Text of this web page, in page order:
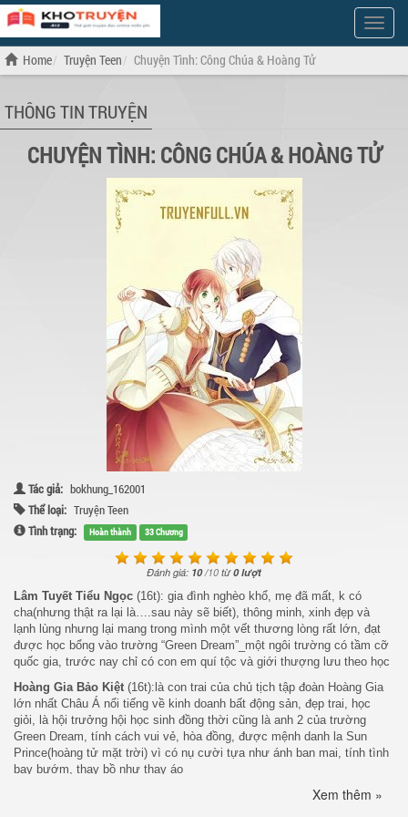
Show
Menu
Home Truyện Teen Chuyện Tình: Công Chúa & Hoàng­ Tử
THÔNG TIN TRUYỆN
CHUYỆN TÌNH: CÔNG CHÚA & HOÀNG­ TỬ
Tác giả: bokhung_162001
Thể loại: Truyện Teen
Tình trạng:
Hoàn thành 33 Chương
Đánh giá: 10/10 từ0 lượt
Lâm Tuyết Tiểu Ngọc (16t): gia đình nghèo khổ, mẹ đã mất, k có
cha(nhưng thật ra lại là….sau này sẽ biết), thông minh, xinh đẹp và
lạnh lùng nhưng lại mang trong mình một vết thương lòng rất lớn, đạt
được học bổng vào trường “Green Dream”_một ngôi trường có tầm cỡ
quốc gia, trước nay chỉ có con em quí tộc và giới thượng lưu theo học
Hoàng Gia Bảo Kiệt (16t):là con trai của chủ tịch tập đoàn Hoàng Gia
lớn nhất Châu Á nổi tiếng về kinh doanh bất động sản, đẹp trai, học
giỏi, là hội trưởng hội học sinh đồng thời cũng là anh 2 của trường
Green Dream, tính cách vui vẻ, hòa đồng, được mệnh danh la Sun
Prince(hoàng tử mặt trời) vì có nụ cười tựa như ánh ban mai, tính tình
bay bướm, thay bồ như thay áo
(16t):là em sinh đôi với Bảo Kiệt, tính tình vui
Xem thêm »